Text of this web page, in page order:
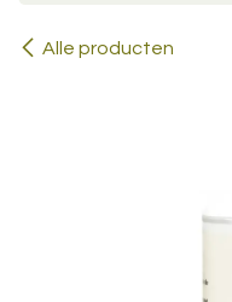
Alle producten